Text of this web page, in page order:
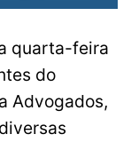
quarta-feira
do
Advogados,